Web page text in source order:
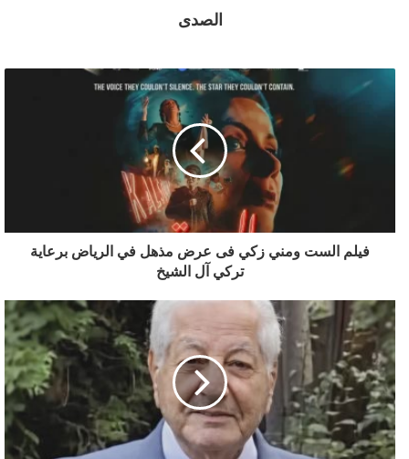
الصدى
فيلم الست ومني زكي فى عرض مذهل في الرياض برعاية
تركي آل الشيخ